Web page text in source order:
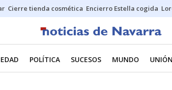
Cierre tienda cosmética Encierro Estella cogida
POLÍTICA SUCESOS MUNDO